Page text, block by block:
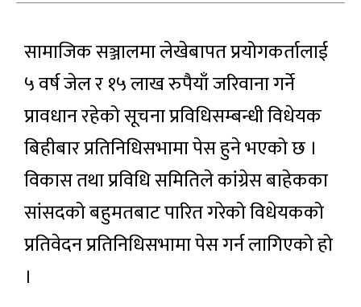
सामाजिक सञ्जालमा लेखेबापत प्रयोगकर्तालाई
५ वर्ष जेल र १५ लाख रुपैयाँ जरिवाना गर्ने
प्रावधान रहेको सूचना प्रविधिसम्बन्धी विधेयक
बिहीबार प्रतिनिधिसभामा पेस हुने भएको छ ।
विकास तथा प्रविधि समितिले कांग्रेस बाहेकका
सांसदको बहुमतबाट पारित गरेको विधेयकको
प्रतिवेदन प्रतिनिधिसभामा पेस गर्न लागिएको हो
।